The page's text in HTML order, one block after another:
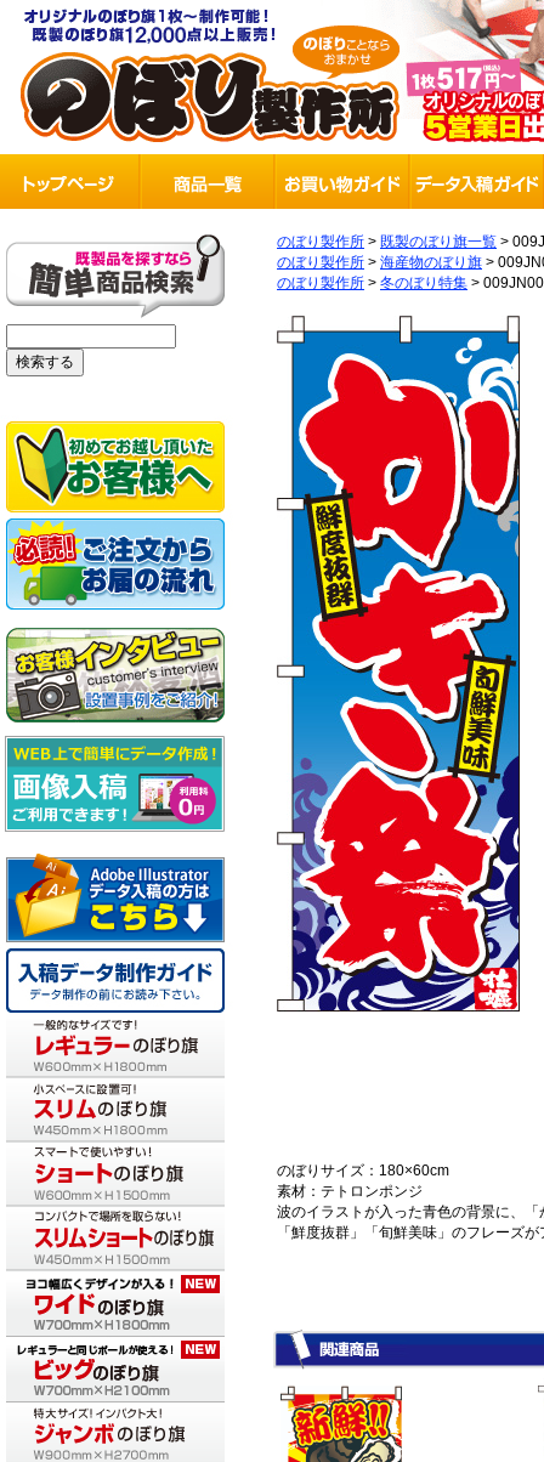
のぼり製作所 > 既製のぼり旗一覧 >
のぼり製作所 > 海産物のぼり旗 >
のぼり製作所 > 冬のぼり特集 >
のぼりサイズ：180×60cm
素材：テトロンポンジ
波のイラストが入った青色の背景に、
「鮮度抜群」「旬鮮美味」のフレーズ